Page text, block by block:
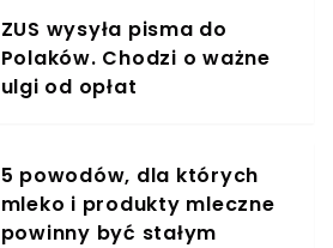
ZUS wysyła pisma do
Polaków. Chodzi o ważne
ulgi od opłat
5 powodów, dla których
mleko i produkty mleczne
powinny być stałym